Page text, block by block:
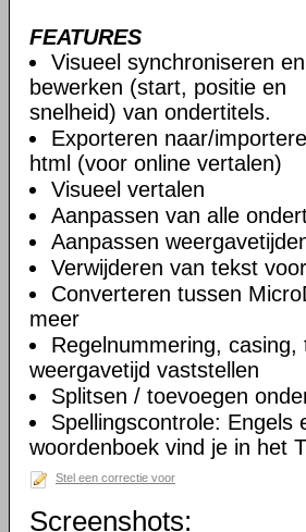
FEATURES
Visueel synchroniseren en
bewerken (start, positie en
snelheid) van ondertitels.
Exporteren naar/
html (voor online vertalen)
Visueel vertalen
Aanpassen van alle
Aanpassen
Verwijderen van tekst
Converteren tussen
meer
Regelnummering,
weergavetijd vaststellen
Splitsen / toevoegen
Spellingscontrole: Engels
woordenboek vind je in het
Stel een correctie voor
Screenshots: